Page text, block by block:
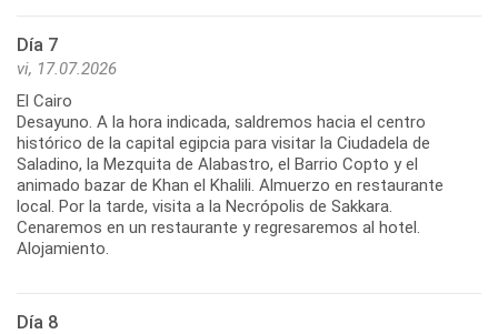
Día 7
vi, 17.07.2026
El Cairo
Desayuno. A la hora indicada, saldremos hacia el centro
histórico de la capital egipcia para visitar la Ciudadela de
Saladino, la Mezquita de Alabastro, el Barrio Copto y el
animado bazar de Khan el Khalili. Almuerzo en restaurante
local. Por la tarde, visita a la Necrópolis de Sakkara.
Cenaremos en un restaurante y regresaremos al hotel.
Alojamiento.
Día 8